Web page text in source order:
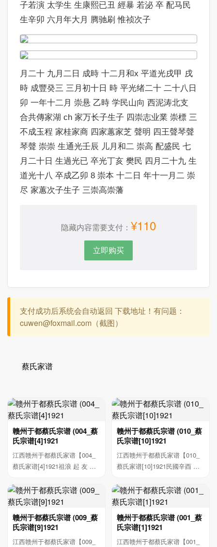
子若演 太学生 生康熙已丑 經暴 若泌 卒 配马民
生辛卯 六月年大月 腾驰刷 惟祯次子
月二十 九月二日 成時 十二月和x 平道光戌甲 戌
時 成豐癸三 三月初十日 時 平光绪二十 二十八日
卯 一年十二月 崇悬 乙時 学民山向 西泥涛北支
合共傳家湖 ch 家万长子生子 四崇志业業 崇標 三
不成玉程 家桂家商 四家蕙家芝 聲明 四王聲琴聲
琴聲 崇崇 生通光壬辰 儿月和二 崇高 配盛民 七
月二十日 生過光已 卒光丁亥 樊民 四月二十九 生
道光十八 卒成乙卯 8 崇本 十二日 年十一月二 崇
尽 家蕙次子生子 三崇高崇藩
隐藏内容需要支付： ¥110
立即购买
支付成功后系统会自动返回 下载地址！有问题：
cuwen@foxmail.com（截图）
蔡氏家谱
赣州于都蔡氏宗谱 (004_蔡
氏宗谱[4]1921
江西赣州于都蔡氏家谱【004_
蔡氏家谱[4]1921祖浪 起 友 学
赣州于都蔡氏宗谱 (010_蔡
氏宗谱[10]1921
江西赣州于都蔡氏家谱【010_
蔡氏家谱[10]1921民國辛酉 蔡
赣州于都蔡氏宗谱 (009_蔡
氏宗谱[9]1921
江西赣州于都蔡氏家谱【009_
赣州于都蔡氏宗谱 (001_蔡
氏宗谱[1]1921
江西赣州于都蔡氏家谱【001_